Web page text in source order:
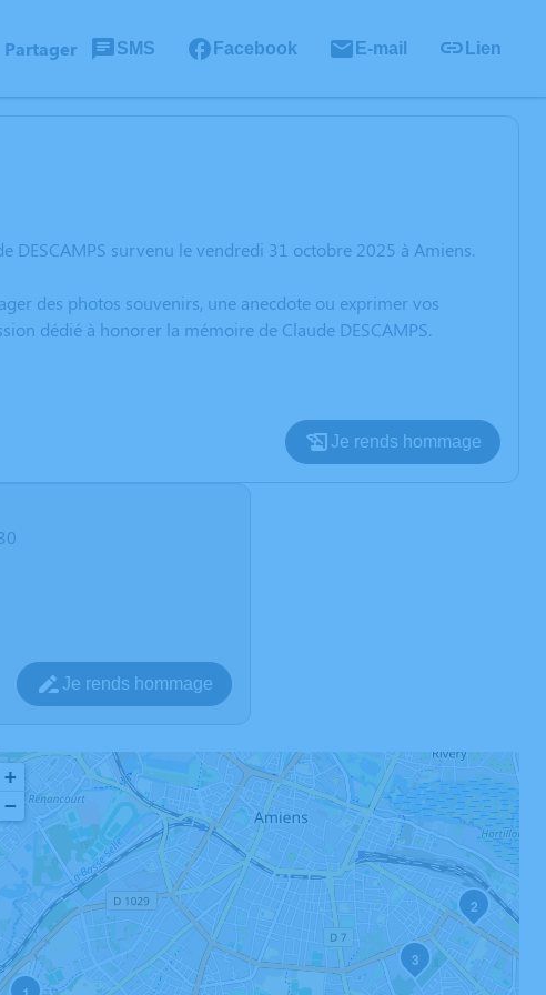
Partager SMS Facebook E-mail Lien
DESCAMPS survenu le vendredi 31 octobre 2025 à Amiens.
des photos souvenirs, une anecdote ou exprimer vos
dédié à honorer la mémoire de Claude DESCAMPS.
Je rends hommage
Je rends hommage
2
3
+
−